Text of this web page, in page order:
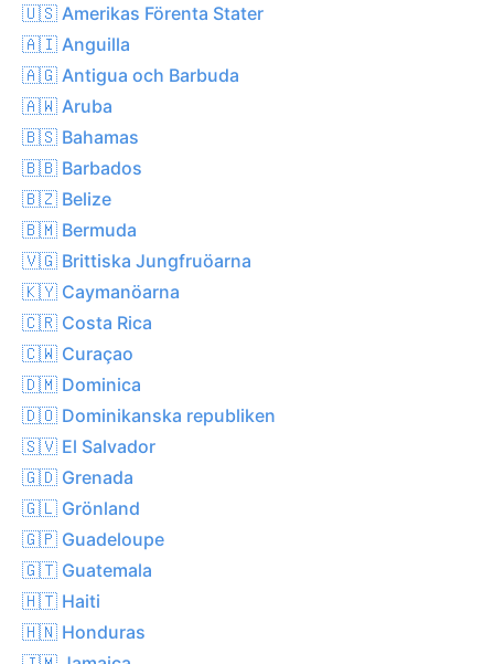
🇺🇸 Amerikas Förenta Stater
🇦🇮 Anguilla
🇦🇬 Antigua och Barbuda
🇦🇼 Aruba
🇧🇸 Bahamas
🇧🇧 Barbados
🇧🇿 Belize
🇧🇲 Bermuda
🇻🇬 Brittiska Jungfruöarna
🇰🇾 Caymanöarna
🇨🇷 Costa Rica
🇨🇼 Curaçao
🇩🇲 Dominica
🇩🇴 Dominikanska republiken
🇸🇻 El Salvador
🇬🇩 Grenada
🇬🇱 Grönland
🇬🇵 Guadeloupe
🇬🇹 Guatemala
🇭🇹 Haiti
🇭🇳 Honduras